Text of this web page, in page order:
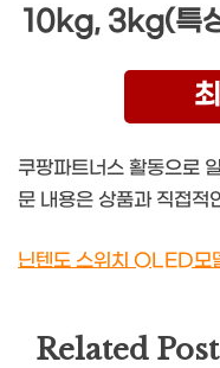
10kg, 3kg(특
쿠팡파트너스 활동으로
문 내용은 상품과 직접적
닌텐도 스위치 OLED모
Related